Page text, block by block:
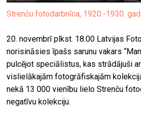
Strenču fotodarbnīca, 1920.-1930.
20. novembrī plkst. 18.00 Latvijas
norisināsies īpašs sarunu vakars
pulcējot speciālistus, kas strādājuši
vislielākajām fotogrāfiskajām
nekā 13 000 vienību lielo Strenču
negatīvu kolekciju.